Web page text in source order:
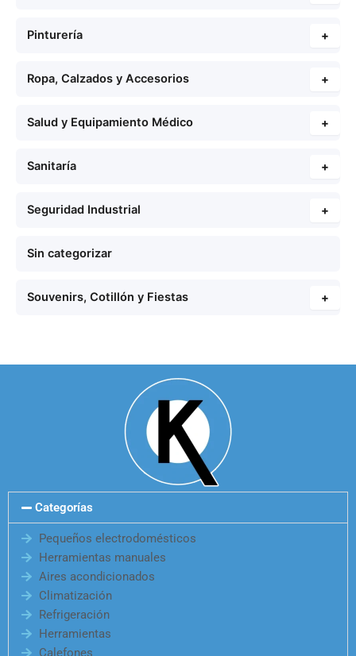
Pinturería +
Ropa, Calzados y Accesorios +
Salud y Equipamiento Médico +
Sanitaría +
Seguridad Industrial +
Sin categorizar
Souvenirs, Cotillón y Fiestas +
Categorías
Pequeños electrodomésticos
Herramientas manuales
Aires acondicionados
Climatización
Refrigeración
Herramientas
Calefones